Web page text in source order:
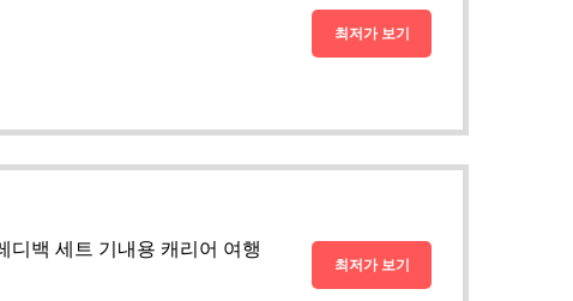
최저가 보기
백 세트 기내용 캐리어 여행
최저가 보기